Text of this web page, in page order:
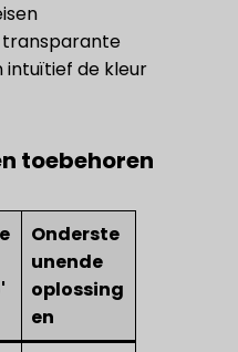
transparante
intuïtief de kleur
toebehoren
Onderste
unende
oplossing
en